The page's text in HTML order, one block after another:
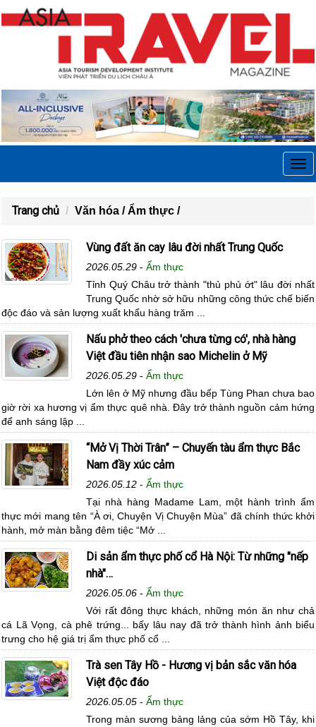
Trang chủ Văn hóa /Ẩm thực /
Vùng đất ăn cay lâu đời nhất Trung Quốc
2026.05.29 - Ẩm thực
Tỉnh Quý Châu trở thành "thủ phủ ớt" lâu đời nhất
Trung Quốc nhờ sở hữu những công thức chế biến
độc đáo và sản lượng xuất khẩu hàng trăm ...
Nấu phở theo cách 'chưa từng có', nhà hàng
Việt đầu tiên nhận sao Michelin ở Mỹ
2026.05.29 - Ẩm thực
Lớn lên ở Mỹ nhưng đầu bếp Tùng Phan chưa bao
giờ rời xa hương vị ẩm thực quê nhà. Đây trở thành nguồn cảm hứng
để anh sáng lập ...
“Mở Vị Thời Trân” – Chuyến tàu ẩm thực Bắc
Nam đầy xúc cảm
2026.05.12 - Ẩm thực
Tại nhà hàng Madame Lam, một hành trình ẩm
thực mới mang tên “À ơi, Chuyện Vị Chuyện Mùa” đã chính thức khởi
hành, mở màn bằng đêm tiệc “Mở ...
Di sản ẩm thực phố cổ Hà Nội: Từ những "nếp
nhà"…
2026.05.06 - Ẩm thực
Với rất đông thực khách, những món ăn như chả
cá Lã Vọng, cà phê trứng... bấy lâu nay đã trở thành hình ảnh biểu
trưng cho hệ giá trị ẩm thực phố cổ ...
Trà sen Tây Hồ - Hương vị bản sắc văn hóa
Việt độc đáo
2026.05.05 - Ẩm thực
Trong màn sương bảng lảng của sớm Hồ Tây, khi